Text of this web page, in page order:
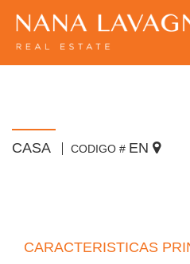
CASA CODIGO # EN
CARACTERISTICAS